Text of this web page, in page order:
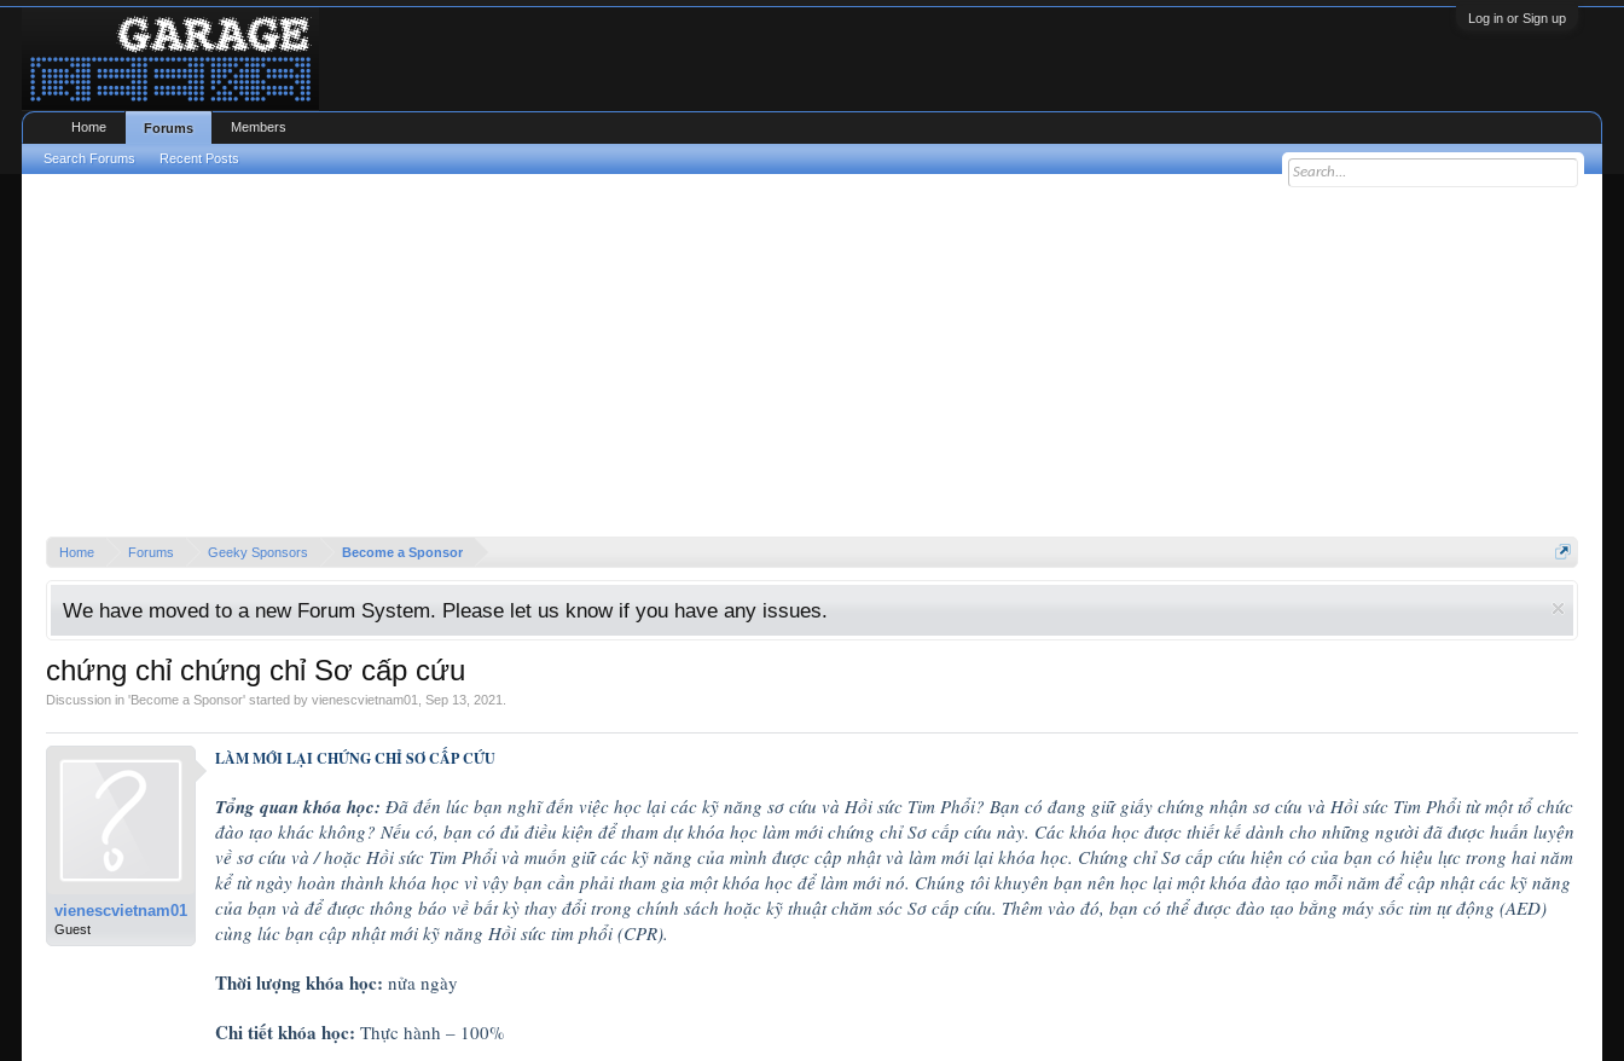
Log in or Sign up
Home Forums Geeky Sponsors Become a Sponsor
We have moved to a new Forum System. Please let us know if you have any issues.
chứng chỉ chứng chỉ Sơ cấp cứu
Discussion in 'Become a Sponsor' started byvienescvietnam01 ,Sep 13, 2021
vienescvietnam01
Guest
LÀM MỚI LẠI CHỨNG CHỈ SƠ CẤP CỨU
Tổng quan khóa học:Đã đến lúc bạn nghĩ đến việc học lại các kỹ năng sơ cứu và Hồi sức Tim Phổi? Bạn có đang giữ giấy chứng nhận sơ cứu và Hồi sức Tim Phổi từ một tổ chức
đào tạo khác không? Nếu có, bạn có đủ điều kiện để tham dự khóa học làm mới chứng chỉ Sơ cấp cứu này. Các khóa học được thiết kế dành cho những người đã được huấn luyện
về sơ cứu và / hoặc Hồi sức Tim Phổi và muốn giữ các kỹ năng của mình được cập nhật và làm mới lại khóa học. Chứng chỉ Sơ cấp cứu hiện có của bạn có hiệu lực trong hai năm
kể từ ngày hoàn thành khóa học vì vậy bạn cần phải tham gia một khóa học để làm mới nó. Chúng tôi khuyên bạn nên học lại một khóa đào tạo mỗi năm để cập nhật các kỹ năng
của bạn và để được thông báo về bất kỳ thay đổi trong chính sách hoặc kỹ thuật chăm sóc Sơ cấp cứu. Thêm vào đó, bạn có thể được đào tạo bằng máy sốc tim tự động (AED)
cùng lúc bạn cập nhật mới kỹ năng Hồi sức tim phổi (CPR).
Thời lượng khóa học: nửa ngày
Chi tiết khóa học:Thực hành – 100%
Home Forums
Search Forums Recent Posts
Members